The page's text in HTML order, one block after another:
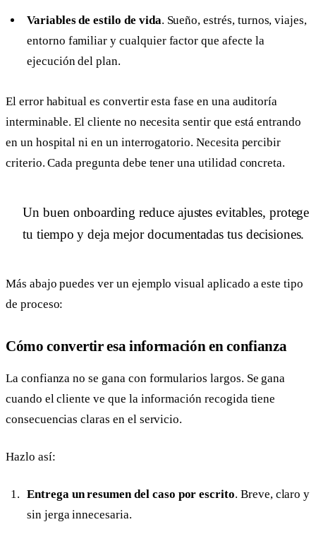
Variables de estilo de vida. Sueño, estrés, turnos, viajes,
entorno familiar y cualquier factor que afecte la
ejecución del plan.
El error habitual es convertir esta fase en una auditoría
interminable. El cliente no necesita sentir que está entrando
en un hospital ni en un interrogatorio. Necesita percibir
criterio. Cada pregunta debe tener una utilidad concreta.
Un buen onboarding reduce ajustes evitables, protege
tu tiempo y deja mejor documentadas tus decisiones.
Más abajo puedes ver un ejemplo visual aplicado a este tipo
de proceso:
Cómo convertir esa información en confianza
La confianza no se gana con formularios largos. Se gana
cuando el cliente ve que la información recogida tiene
consecuencias claras en el servicio.
Hazlo así:
Entrega un resumen del caso por escrito. Breve, claro y
sin jerga innecesaria.